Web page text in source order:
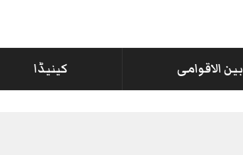
بین الاقوامی کینیڈا